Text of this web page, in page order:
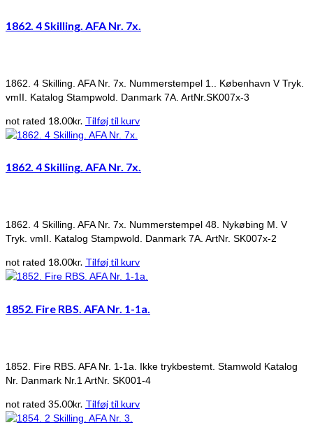
1862. 4 Skilling. AFA Nr. 7x.
1862. 4 Skilling. AFA Nr. 7x. Nummerstempel 1.. København V Tryk.
vmII. Katalog Stampwold. Danmark 7A. ArtNr.SK007x-3
not rated 18.00kr. Tilføj til kurv
1862. 4 Skilling. AFA Nr. 7x.
1862. 4 Skilling. AFA Nr. 7x. Nummerstempel 48. Nykøbing M. V
Tryk. vmII. Katalog Stampwold. Danmark 7A. ArtNr. SK007x-2
not rated 18.00kr. Tilføj til kurv
1852. Fire RBS. AFA Nr. 1-1a.
1852. Fire RBS. AFA Nr. 1-1a. Ikke trykbestemt. Stamwold Katalog
Nr. Danmark Nr.1 ArtNr. SK001-4
not rated 35.00kr. Tilføj til kurv